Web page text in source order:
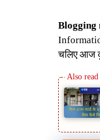
Blogging
चलिए आज